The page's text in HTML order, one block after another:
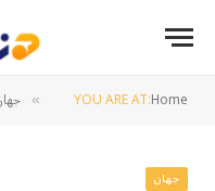
YOU ARE AT:Home
»
جهان